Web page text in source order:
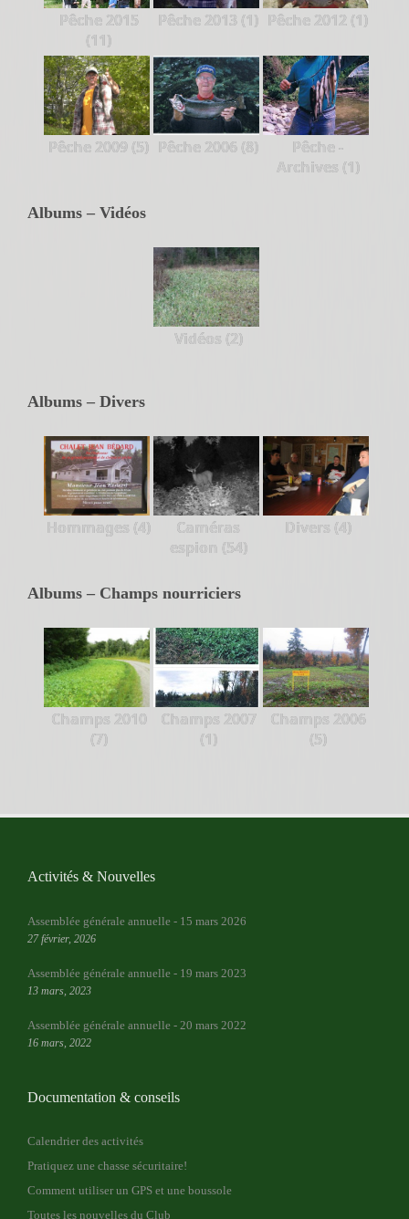
Pêche 2015
(11)
Pêche 2013 (1) Pêche 2012 (1)
Pêche 2009 (5) Pêche 2006 (8)
Pêche -
Archives (1)
Albums – Vidéos
Vidéos (2)
Albums – Divers
Hommages (4)
Caméras
espion (54)
Divers (4)
Albums – Champs nourriciers
Champs 2010
(7)
Champs 2007
(1)
Champs 2006
(5)
Activités & Nouvelles
Assemblée générale annuelle - 15 mars 2026
27 février, 2026
Assemblée générale annuelle - 19 mars 2023
13 mars, 2023
Assemblée générale annuelle - 20 mars 2022
16 mars, 2022
Documentation & conseils
Calendrier des activités
Pratiquez une chasse sécuritaire!
Comment utiliser un GPS et une boussole
Toutes les nouvelles du Club